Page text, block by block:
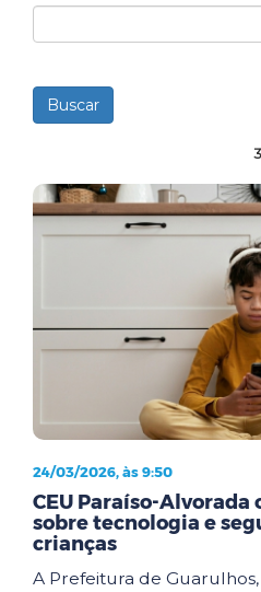
24/03/2026, às 9:50
CEU Paraíso-Alvorada
sobre tecnologia e
crianças
A Prefeitura de